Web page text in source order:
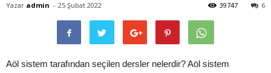
Yazar admin - 25 Şubat 2022 6
39747
Aöl sistem tarafından seçilen dersler nelerdir? Aöl sistem